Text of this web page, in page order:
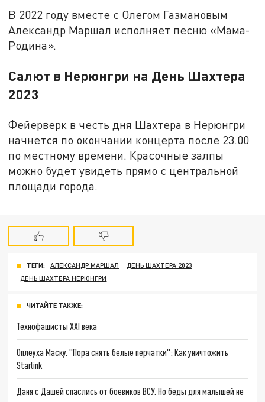
В 2022 году вместе с Олегом Газмановым
Александр Маршал исполняет песню «Мама-
Родина».
Салют в Нерюнгри на День Шахтера
2023
Фейерверк в честь дня Шахтера в Нерюнгри
начнется по окончании концерта после 23.00
по местному времени. Красочные залпы
можно будет увидеть прямо с центральной
площади города.
ТЕГИ: АЛЕКСАНДР МАРШАЛ
ДЕНЬ ШАХТЕРА 2023
ДЕНЬ ШАХТЕРА НЕРЮНГРИ
ЧИТАЙТЕ ТАКЖЕ:
Технофашисты XXI века
Оплеуха Маску. "Пора снять белые перчатки": Как уничтожить
Starlink
Даня с Дашей спаслись от боевиков ВСУ. Но беды для малышей не